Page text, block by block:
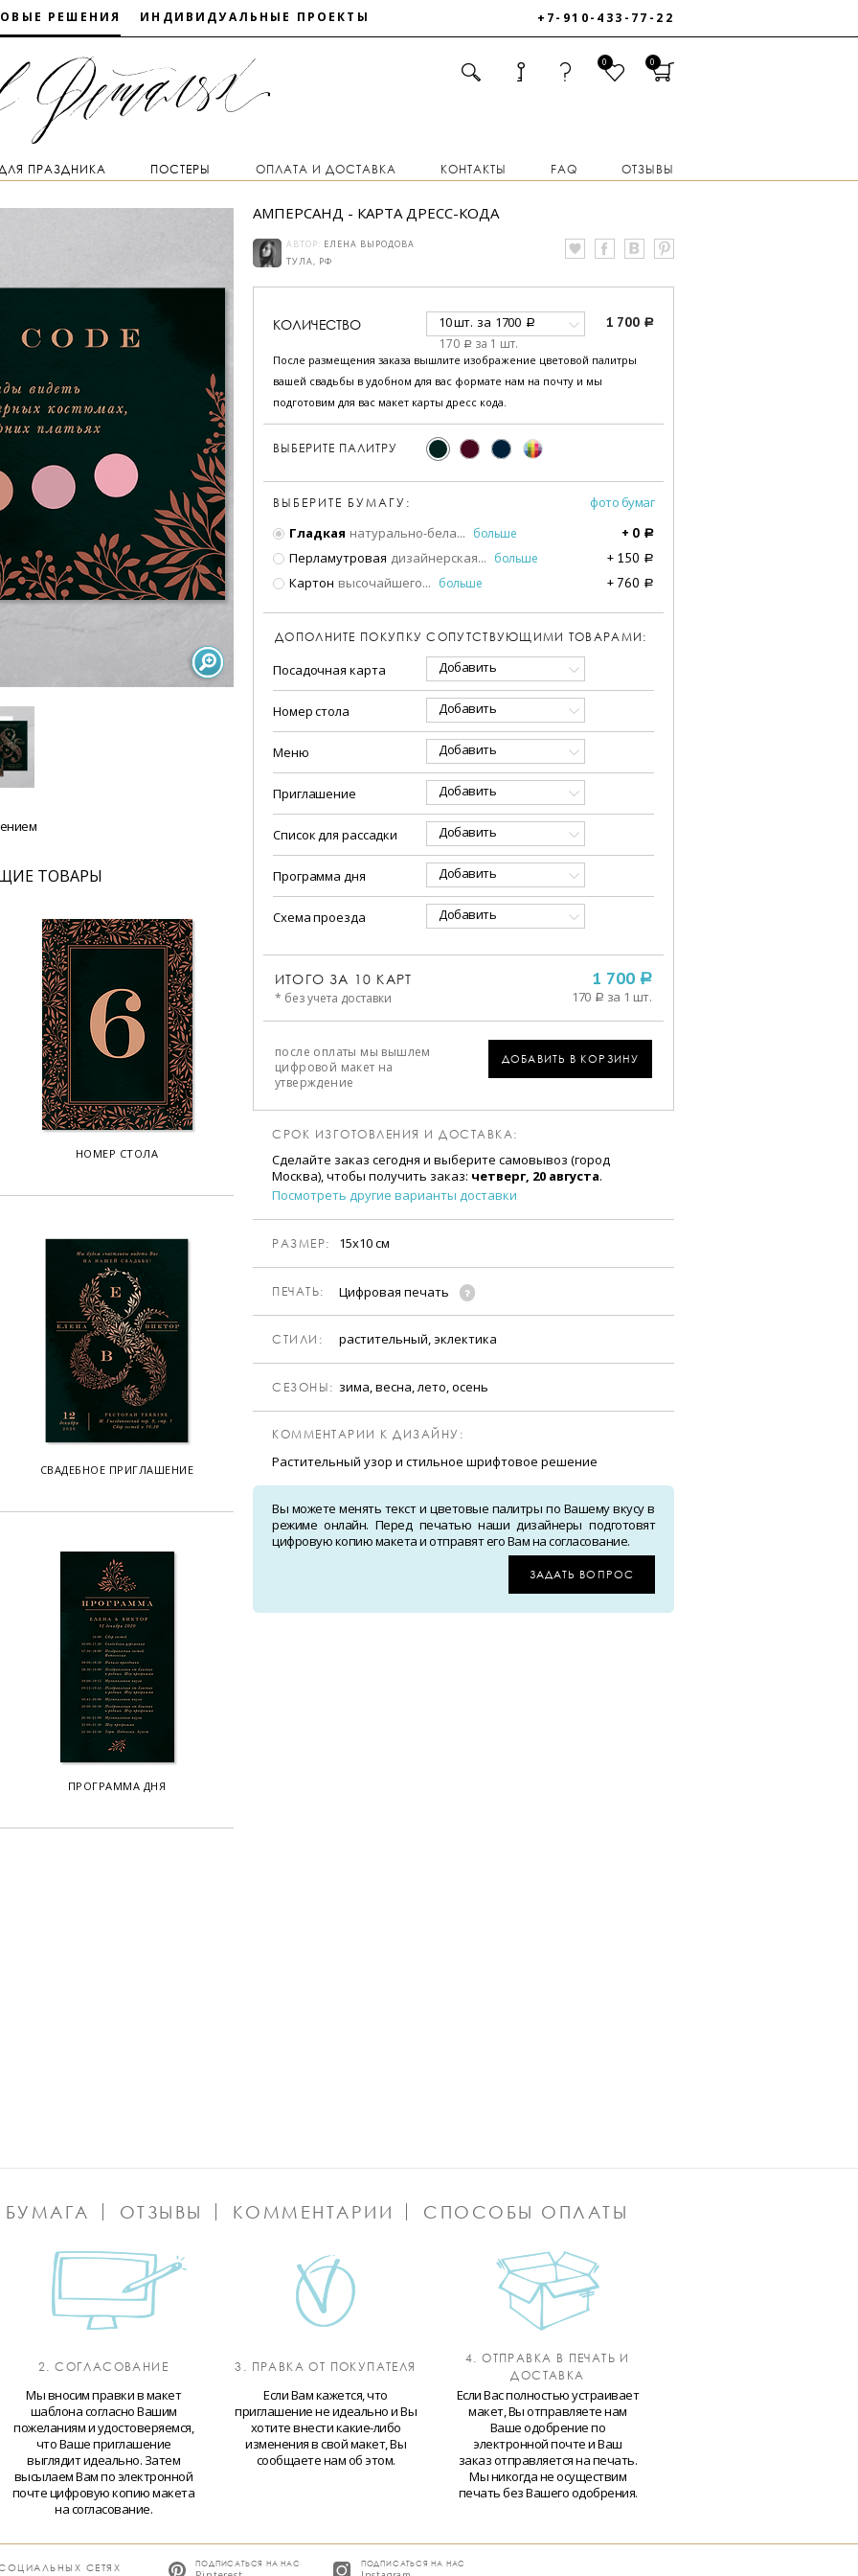
РЕШЕНИЯ ИНДИВИДУАЛЬНЫЕ ПРОЕКТЫ +7-910-433-77-22
0 0
ПРАЗДНИКА ПОСТЕРЫ ОПЛАТА И ДОСТАВКА КОНТАКТЫ FAQ ОТЗЫВЫ
ТОВАРЫ
НОМЕР СТОЛА
СВАДЕБНОЕ ПРИГЛАШЕНИЕ
ПРОГРАММА ДНЯ
АМПЕРСАНД - КАРТА ДРЕСС-КОДА
АВТОР: ЕЛЕНА ВЫРОДОВА
ТУЛА, РФ
КОЛИЧЕСТВО 10 шт. за 1700 a
170 a за 1 шт.
1 700 a
После размещения заказа вышлите изображение цветовой палитры
вашей свадьбы в удобном для вас формате нам на почту и мы
подготовим для вас макет карты дресс кода.
ВЫБЕРИТЕ ПАЛИТРУ
ВЫБЕРИТЕ БУМАГУ:
фото бумаг
Гладкая натурально-бела... больше + 0 a
Перламутровая дизайнерская... больше + 150 a
Картон высочайшего... больше + 760 a
ДОПОЛНИТЕ ПОКУПКУ СОПУТСТВУЮЩИМИ ТОВАРАМИ:
Посадочная карта Добавить
Номер стола Добавить
Меню Добавить
Приглашение Добавить
Список для рассадки Добавить
Программа дня Добавить
Схема проезда Добавить
ИТОГО ЗА 10 КАРТ
* без учета доставки
1 700 a
170 a за 1 шт.
после оплаты мы вышлем
цифровой макет на
утверждение
ДОБАВИТЬ В КОРЗИНУ
СРОК ИЗГОТОВЛЕНИЯ И ДОСТАВКА:
Сделайте заказ сегодня и выберите самовывоз (город
Москва), чтобы получить заказ: четверг, 20 августа.
Посмотреть другие варианты доставки
РАЗМЕР: 15х10 см
ПЕЧАТЬ: Цифровая печать
CТИЛИ: растительный, эклектика
CЕЗОНЫ: зима, весна, лето, осень
КОММЕНТАРИИ К ДИЗАЙНУ:
Растительный узор и стильное шрифтовое решение
Вы можете менять текст и цветовые палитры по Вашему вкусу в
режиме онлайн. Перед печатью наши дизайнеры подготовят
цифровую копию макета и отправят его Вам на согласование.
ЗАДАТЬ ВОПРОС
ОТЗЫВЫ КОММЕНТАРИИ СПОСОБЫ ОПЛАТЫ
2. СОГЛАСОВАНИЕ
Мы вносим правки в макет
шаблона согласно Вашим
пожеланиям и удостоверяемся,
что Ваше приглашение
выглядит идеально. Затем
высылаем Вам по электронной
почте цифровую копию макета
на согласование.
3. ПРАВКА ОТ ПОКУПАТЕЛЯ
Если Вам кажется, что
приглашение не идеально и Вы
хотите внести какие-либо
изменения в свой макет, Вы
сообщаете нам об этом.
4. ОТПРАВКА В ПЕЧАТЬ И
ДОСТАВКА
Если Вас полностью устраивает
макет, Вы отправляете нам
Ваше одобрение по
электронной почте и Ваш
заказ отправляется на печать.
Мы никогда не осуществим
печать без Вашего одобрения.
СЕТЯХ ПОДПИСАТЬСЯ НА НАС ПОДПИСАТЬСЯ НА НАС